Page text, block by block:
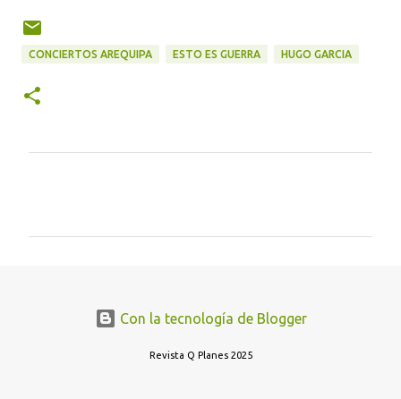
CONCIERTOS AREQUIPA ESTO ES GUERRA HUGO GARCIA
Con la tecnología de Blogger
Revista Q Planes 2025